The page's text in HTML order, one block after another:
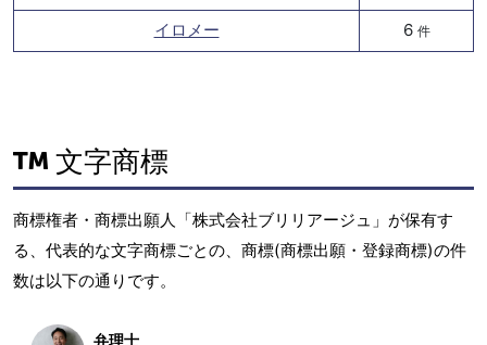
イロメー 6 件
文字商標
商標権者・商標出願人「株式会社ブリリアージュ」が保有す
る、代表的な文字商標ごとの、商標(商標出願・登録商標)の件
数は以下の通りです。
弁理士